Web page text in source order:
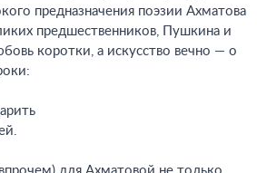
предназначения поэзии Ахматова
предшественников, Пушкина и
коротки, а искусство вечно — о